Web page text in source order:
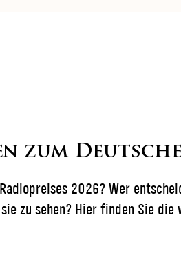
zum
2026? Wer
zu sehen? Hier finden Sie